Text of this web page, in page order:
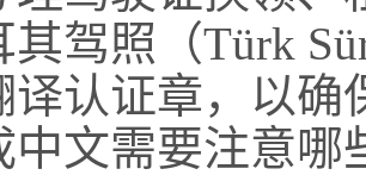
其驾照（Türk
译认证章，以
中文需要注意哪